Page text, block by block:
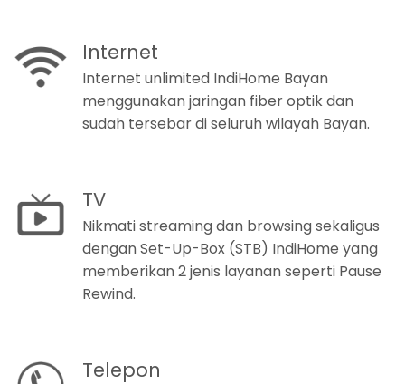
Internet
Internet unlimited IndiHome Bayan
menggunakan jaringan fiber optik dan
sudah tersebar di seluruh wilayah Bayan.
TV
Nikmati streaming dan browsing sekaligus
dengan Set-Up-Box (STB) IndiHome yang
memberikan 2 jenis layanan seperti Pause
Rewind.
Telepon